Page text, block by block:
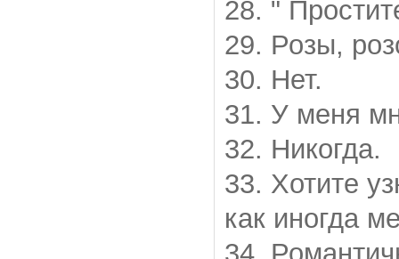
28. "
29. Розы,
30. Нет.
31. У меня
32. Никогда.
33. Хотите
как иногда